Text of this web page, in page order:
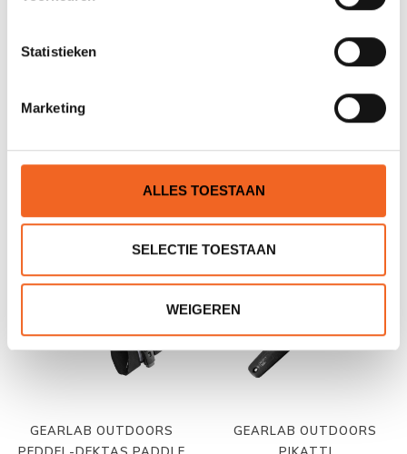
Statistieken
Marketing
ALLES TOESTAAN
SELECTIE TOESTAAN
WEIGEREN
€89,00
KAJAK SPORT HANDPOMP,
€39,00€29,00
GEARLAB OUTDOORS
GEARLAB OUTDOORS